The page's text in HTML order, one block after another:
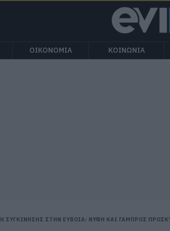
ΟΙΚΟΝΟΜΙΑ ΚΟΙΝΩΝΙΑ
ΣΥΓΚΙΝΗΣΗΣ ΣΤΗΝ ΕΥΒΟΙΑ: ΝΥΦΗ ΚΑΙ ΓΑΜΠΡΟΣ